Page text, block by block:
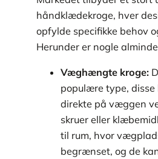
håndklædekroge, hver
opfylde specifikke behov
Herunder er nogle
Væghængte kroge:
populære type, disse
direkte på væggen
skruer eller
til rum, hvor
begrænset, og de